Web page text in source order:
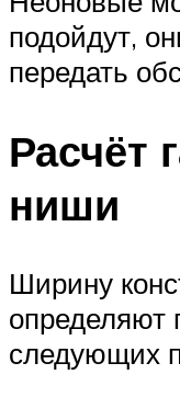
подойдут,
передать
Расчёт
ниши
Ширину
определяют
следующих